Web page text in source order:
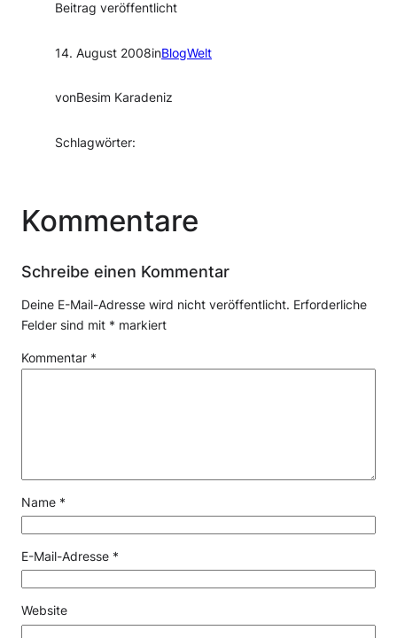
Beitrag veröffentlicht
14. August 2008inBlogWelt
vonBesim Karadeniz
Schlagwörter:
Kommentare
Schreibe einen Kommentar
Deine E-Mail-Adresse wird nicht veröffentlicht. Erforderliche
Felder sind mit * markiert
Kommentar *
Name *
E-Mail-Adresse *
Website